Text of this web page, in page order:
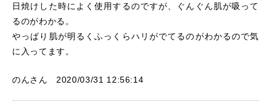
日焼けした時によく使用するのですが、ぐんぐん肌が吸って
るのがわかる。
やっぱり肌が明るくふっくらハリがでてるのがわかるので気
に入ってます。
のんさん 2020/03/31 12:56:14